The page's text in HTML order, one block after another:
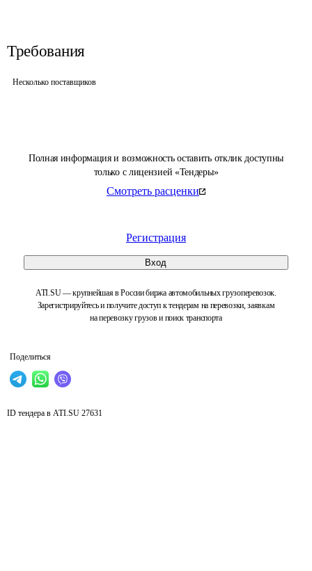
Полная информация и возможность оставить отклик доступны
только с лицензией «Тендеры»
Смотреть расценки
Регистрация
Вход
ATI.SU — крупнейшая в России биржа автомобильных грузоперевозок.
Зарегистрируйтесь и получите доступ к тендерам на перевозки, заявкам
на перевозку грузов и поиск транспорта
Поделиться
Требования
Несколько поставщиков
ID тендера в ATI.SU 27631